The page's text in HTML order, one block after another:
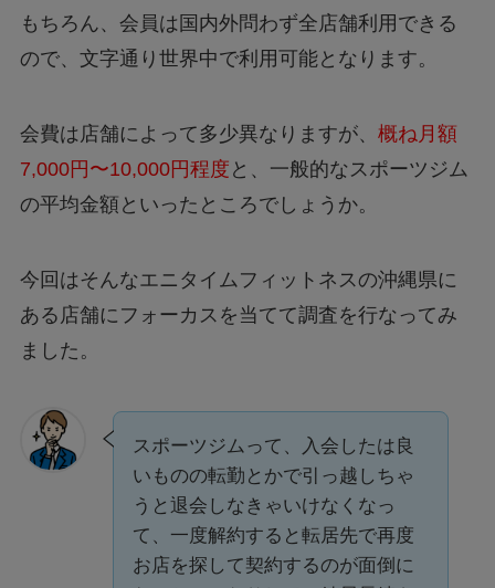
もちろん、会員は国内外問わず全店舗利用できる
ので、文字通り世界中で利用可能となります。
会費は店舗によって多少異なりますが、 概ね月額
7,000円〜10,000円程度 と、一般的なスポーツジム
の平均金額といったところでしょうか。
今回はそんなエニタイムフィットネスの沖縄県に
ある店舗にフォーカスを当てて調査を行なってみ
ました。
スポーツジムって、入会したは良
いものの転勤とかで引っ越しちゃ
うと退会しなきゃいけなくなっ
て、一度解約すると転居先で再度
お店を探して契約するのが面倒に